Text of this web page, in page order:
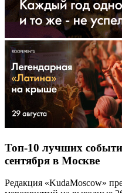
Топ-10 лучших
сентября в Москве
Редакция «KudaMoscow»